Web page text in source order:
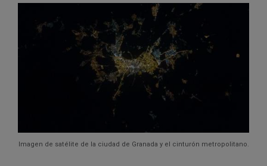
Imagen de satélite de la ciudad de Granada y el cinturón metropolitano.